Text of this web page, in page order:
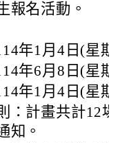
報名活動。
年1月4日(星
年6月8日(星
年1月4日(星
：計畫共計12
知。